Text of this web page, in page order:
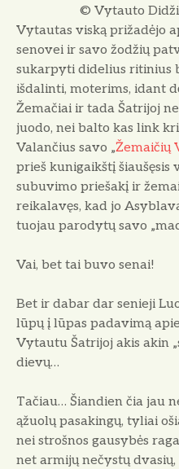
© Vytauto
Vytautas viską prižadėjo
senovei ir savo žodžių
sukarpyti didelius ritinius
išdalinti, moterims, idant
Žemačiai ir tada Šatrijoj
juodo, nei balto kas link
Valančius savo „Žemaičių
prieš kunigaikštį šiaušęsis
subuvimo priešakį ir
reikalavęs, kad jo
tuojau parodytų savo
Vai, bet tai buvo senai!
Bet ir dabar dar senieji
lūpų į lūpas padavimą
Vytautu Šatrijoj akis akin
dievų…
Tačiau… Šiandien čia jau
ąžuolų pasakingų, tyliai
nei strošnos gausybės
net armijų nečystų